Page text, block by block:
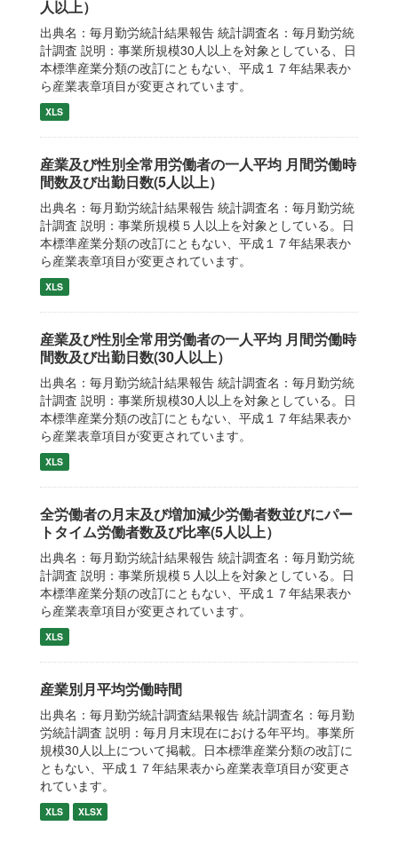
人以上）
出典名：毎月勤労統計結果報告 統計調査名：毎月勤労統
計調査 説明：事業所規模30人以上を対象としている、日
本標準産業分類の改訂にともない、平成１７年結果表か
ら産業表章項目が変更されています。
XLS
産業及び性別全常用労働者の一人平均 月間労働時
間数及び出勤日数(5人以上）
出典名：毎月勤労統計結果報告 統計調査名：毎月勤労統
計調査 説明：事業所規模５人以上を対象としている。日
本標準産業分類の改訂にともない、平成１７年結果表か
ら産業表章項目が変更されています。
XLS
産業及び性別全常用労働者の一人平均 月間労働時
間数及び出勤日数(30人以上）
出典名：毎月勤労統計結果報告 統計調査名：毎月勤労統
計調査 説明：事業所規模30人以上を対象としている。日
本標準産業分類の改訂にともない、平成１７年結果表か
ら産業表章項目が変更されています。
XLS
全労働者の月末及び増加減少労働者数並びにパー
トタイム労働者数及び比率(5人以上）
出典名：毎月勤労統計結果報告 統計調査名：毎月勤労統
計調査 説明：事業所規模５人以上を対象としている。日
本標準産業分類の改訂にともない、平成１７年結果表か
ら産業表章項目が変更されています。
XLS
産業別月平均労働時間
出典名：毎月勤労統計調査結果報告 統計調査名：毎月勤
労統計調査 説明：毎月月末現在における年平均。事業所
規模30人以上について掲載。日本標準産業分類の改訂に
ともない、平成１７年結果表から産業表章項目が変更さ
れています。
XLS XLSX